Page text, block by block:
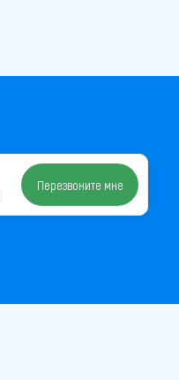
Перезвоните мне